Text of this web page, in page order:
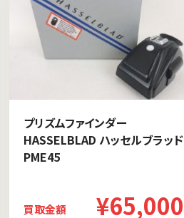
プリズムファインダー
HASSELBLAD ハッセルブラッド
PME45
買取金額 ¥65,000